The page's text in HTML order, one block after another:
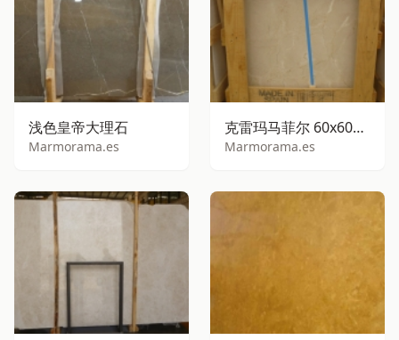
浅色皇帝大理石
Marmorama.es
克雷玛马菲尔 60x60x2 厘米 标准系列
Marmorama.es